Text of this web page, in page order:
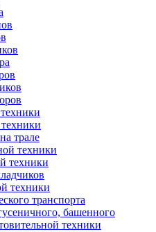
трале
техники
техники
техники
транспорта
башенного
техники